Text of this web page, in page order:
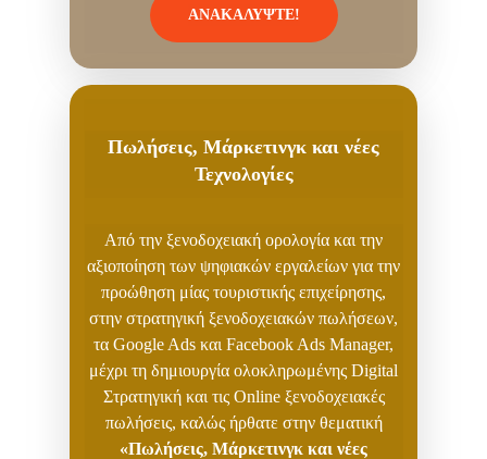
ΑΝΑΚΑΛΥΨΤΕ!
Πωλήσεις, Μάρκετινγκ και νέες
Τεχνολογίες
Από την ξενοδοχειακή ορολογία και την
αξιοποίηση των ψηφιακών εργαλείων για την
προώθηση μίας τουριστικής επιχείρησης,
στην στρατηγική ξενοδοχειακών πωλήσεων,
τα Google Ads και Facebook Ads Manager,
μέχρι τη δημιουργία ολοκληρωμένης Digital
Στρατηγική και τις Online ξενοδοχειακές
πωλήσεις, καλώς ήρθατε στην θεματική
«Πωλήσεις, Μάρκετινγκ και νέες